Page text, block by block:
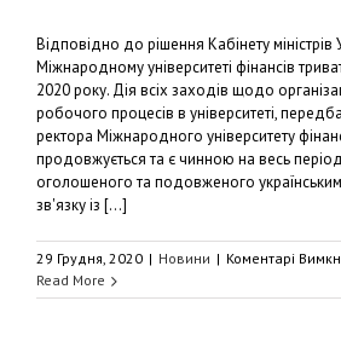
Відповідно до рішення Кабінету міністрів
Міжнародному університеті фінансів
2020 року. Дія всіх заходів щодо
робочого процесів в університеті,
ректора Міжнародного університету
продовжується та є чинною на весь період
оголошеного та подовженого
зв'язку із [...]
29 Грудня, 2020 | Новини | Коментарі
Read More